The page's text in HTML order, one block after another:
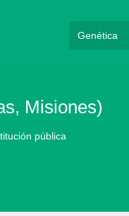
Misiones)
pública